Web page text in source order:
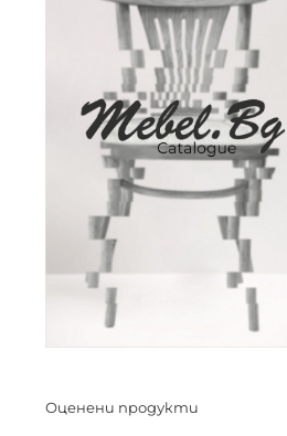
Оценени продукти